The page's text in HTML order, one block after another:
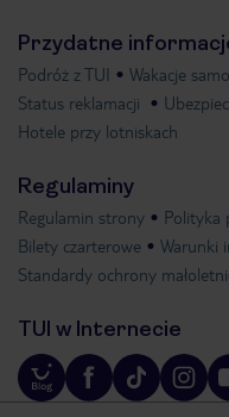
Przydatne
Podróż z TUI Wakacje
Status reklamacji
Hotele przy lotniskach
Regulaminy
Regulamin strony Polityka
Bilety czarterowe
Warunki
Standardy ochrony
TUI w Internecie